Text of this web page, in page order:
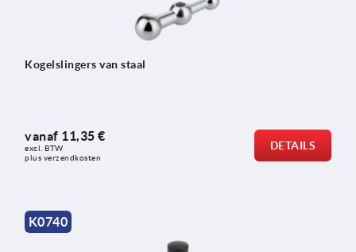
Kogelslingers van staal
vanaf 11,35 €
excl. BTW
plus verzendkosten
DETAILS
K0740